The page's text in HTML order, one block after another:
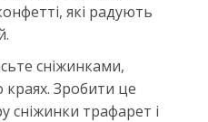
які радують
сніжинками,
Зробити це
сніжинки трафарет і